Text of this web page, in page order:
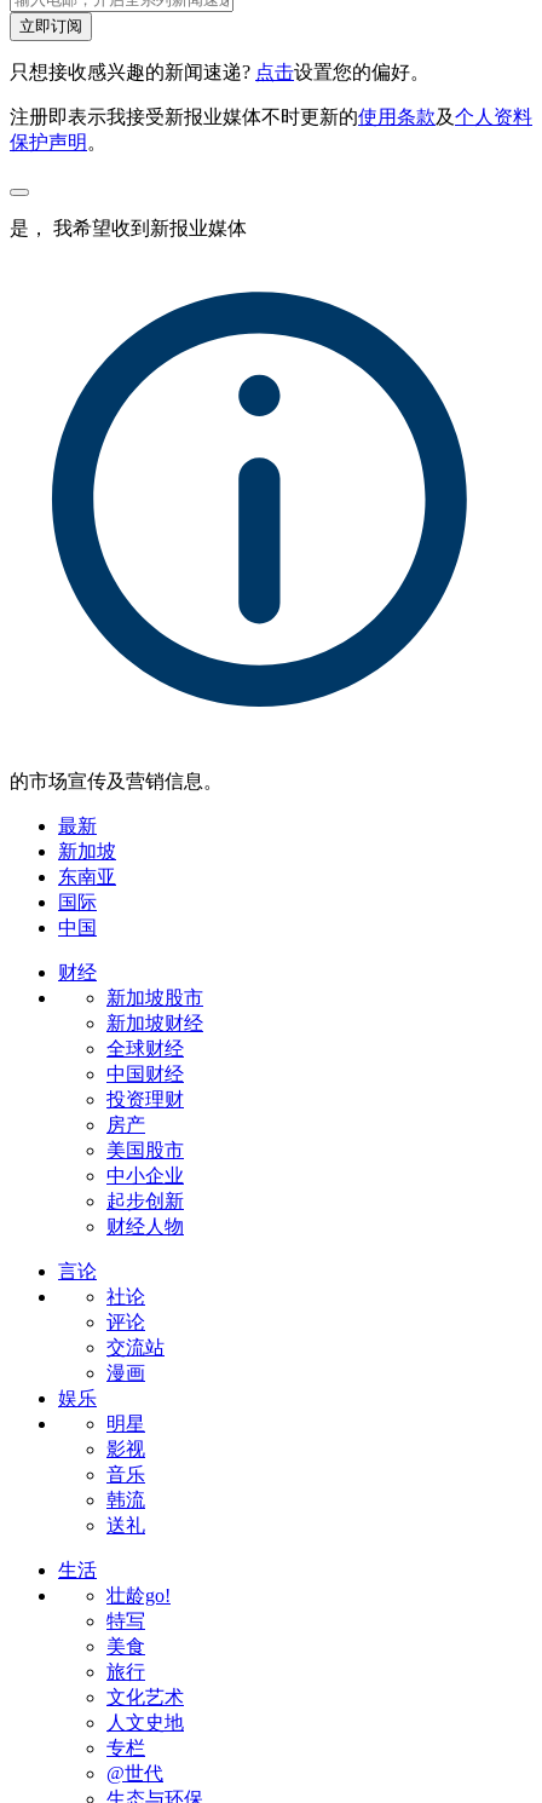
立即订阅
只想接收感兴趣的新闻速递? 点击设置您的偏好。
注册即表示我接受新报业媒体不时更新的使用条款及个人资料
保护声明 。
是， 我希望收到新报业媒体
的市场宣传及营销信息。
最新
新加坡
东南亚
国际
中国
财经
新加坡股市
新加坡财经
全球财经
中国财经
投资理财
房产
美国股市
中小企业
起步创新
财经人物
言论
社论
评论
交流站
漫画
娱乐
明星
影视
音乐
韩流
送礼
生活
壮龄go!
特写
美食
旅行
文化艺术
人文史地
专栏
@世代
生态与环保